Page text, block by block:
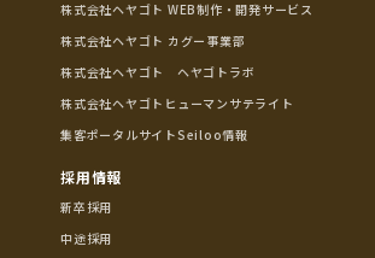
株式会社ヘヤゴト WEB制作・開発サービス
株式会社ヘヤゴト カグー事業部
株式会社ヘヤゴト ヘヤゴトラボ
株式会社ヘヤゴトヒューマンサテライト
集客ポータルサイトSeiloo情報
採用情報
新卒採用
中途採用